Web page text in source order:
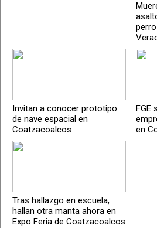
Invitan a conocer prototipo
de nave espacial en
Coatzacoalcos
FGE
en
Tras hallazgo en escuela,
hallan otra manta ahora en
Expo Feria de Coatzacoalcos